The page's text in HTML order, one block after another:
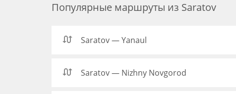
Популярные маршруты из Saratov
Saratov — Yanaul
Saratov — Nizhny Novgorod